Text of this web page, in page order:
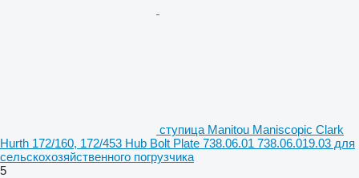
ступица Manitou Maniscopic Clark
Hurth 172/160, 172/453 Hub Bolt Plate 738.06.01 738.06.019.03 для
сельскохозяйственного погрузчика
5